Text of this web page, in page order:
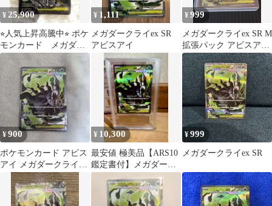
¥ 25,900
⭐︎人気上昇高騰中⭐︎ ポケ
モンカード メガダー
クライex SAR
¥ 1,111
メガダークライex SR
アビスアイ
¥999
メガダークライex SR M
拡張パック アビスアイ
キラ 099/081
¥900
ポケモンカード アビス
アイ メガダークライ
EX SR
¥ 10,300
最安値 極美品【ARS10
鑑定書付】メガダーク
ライex SR PSA ポケカ
¥999
メガダークライex SR